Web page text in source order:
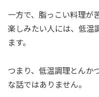
一方で、脂っこい料理が
楽しみたい人には、低温
ます。
つまり、低温調理とんか
な話ではありません。